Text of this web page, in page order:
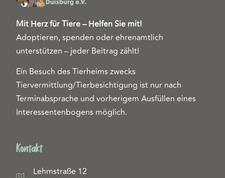
Mit Herz für Tiere – Helfen Sie mit!
Adoptieren, spenden oder ehrenamtlich
unterstützen – jeder Beitrag zählt!
Ein Besuch des Tierheims zwecks
Tiervermittlung/Tierbesichtigung ist nur nach
Terminabsprache und vorherigem Ausfüllen eines
Interessentenbogens möglich.
Kontakt
Lehmstraße 12